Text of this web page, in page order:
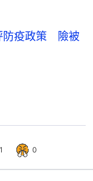
防疫政策 險被
1 0